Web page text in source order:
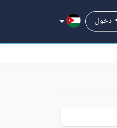
دخول